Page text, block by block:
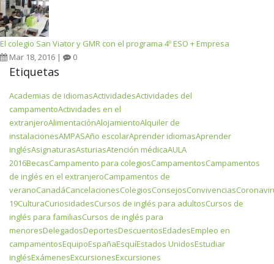
El colegio San Viator y GMR con el programa 4º ESO + Empresa
Mar 18, 2016 |
0
Etiquetas
Academias de idiomasActividadesActividades del
campamentoActividades en el
extranjeroAlimentaciónAlojamientoAlquiler de
instalacionesAMPASAño escolarAprender idiomasAprender
inglésAsignaturasAsturiasAtención médicaAULA
2016BecasCampamento para colegiosCampamentosCampamentos
de inglés en el extranjeroCampamentos de
veranoCanadáCancelacionesColegiosConsejosConvivencias
19CulturaCuriosidadesCursos de inglés para adultosCursos de
inglés para familiasCursos de inglés para
menoresDelegadosDeportesDescuentosEdadesEmpleo en
campamentosEquipoEspañaEsquíEstados UnidosEstudiar
inglésExámenesExcursionesExcursiones